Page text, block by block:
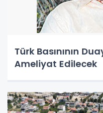
Türk Basınının
Ameliyat Edilecek